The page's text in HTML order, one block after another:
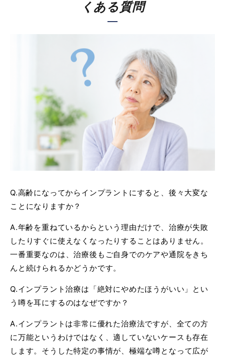
くある質問
Q.高齢になってからインプラントにすると、後々大変な
ことになりますか？
A.年齢を重ねているからという理由だけで、治療が失敗
したりすぐに使えなくなったりすることはありません。
一番重要なのは、治療後もご自身でのケアや通院をきち
んと続けられるかどうかです。
Q.インプラント治療は「絶対にやめたほうがいい」とい
う噂を耳にするのはなぜですか？
A.インプラントは非常に優れた治療法ですが、全ての方
に万能というわけではなく、適していないケースも存在
します。そうした特定の事情が、極端な噂となって広が